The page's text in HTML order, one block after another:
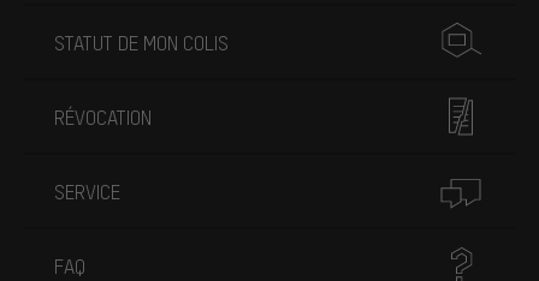
STATUT DE MON COLIS
RÉVOCATION
SERVICE
FAQ